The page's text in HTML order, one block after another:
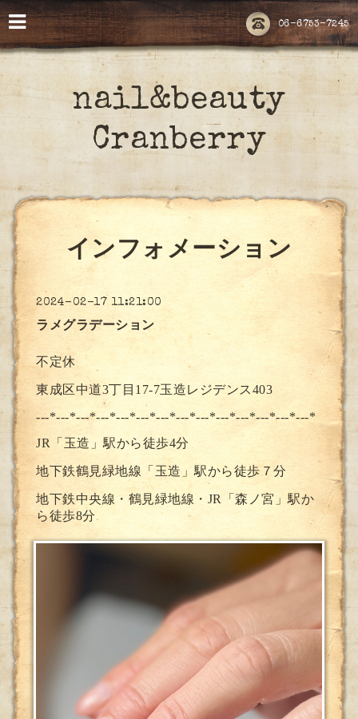
06-6753-7245
nail&beauty
Cranberry
インフォメーション
2024-02-17 11:21:00
ラメグラデーション
不定休
東成区中道3丁目17-7玉造レジデンス403
---*---*---*---*---*---*---*---*---*---*---*---*---*---*
JR「玉造」駅から徒歩4分
地下鉄鶴見緑地線「玉造」駅から徒歩７分
地下鉄中央線・鶴見緑地線・JR「森ノ宮」駅か
ら徒歩8分